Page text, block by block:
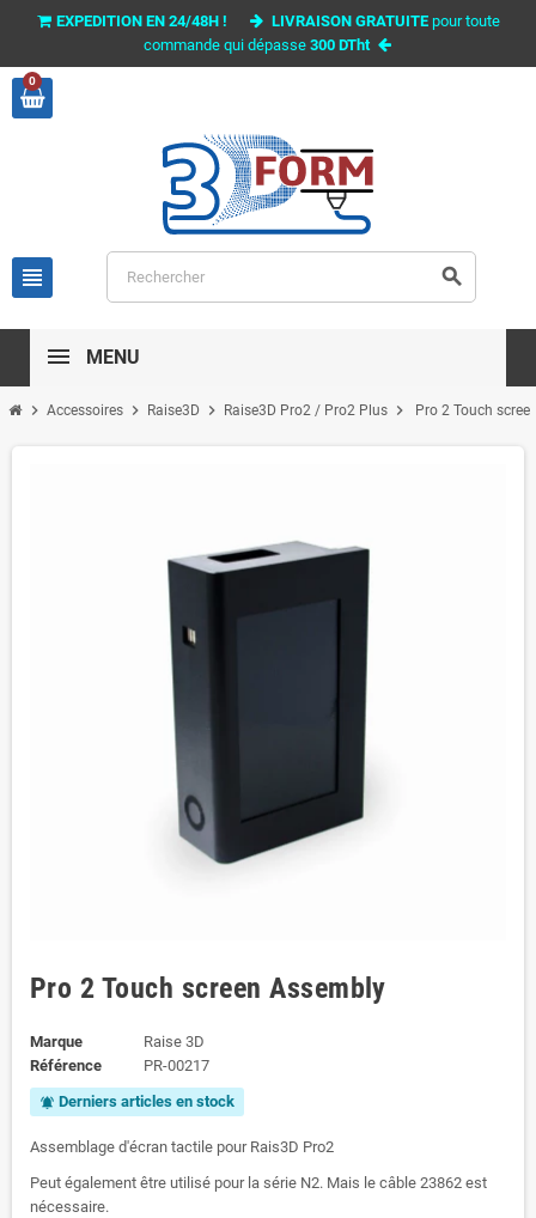
EXPEDITION EN 24/48H ! LIVRAISON GRATUITEpour toute
commande qui dépasse 300 DTht
0
view_headline search
MENU
chevron_right Accessoires chevron_right Raise3D chevron_right Raise3D Pro2 / Pro2 Plus chevron_right Pro 2 Touch
Pro 2 Touch screen Assembly
Marque
Raise 3D
Référence
PR-00217
notifications_active Derniers articles en stock
Assemblage d'écran tactile pour Rais3D Pro2
Peut également être utilisé pour la série N2. Mais le câble 23862 est
nécessaire.